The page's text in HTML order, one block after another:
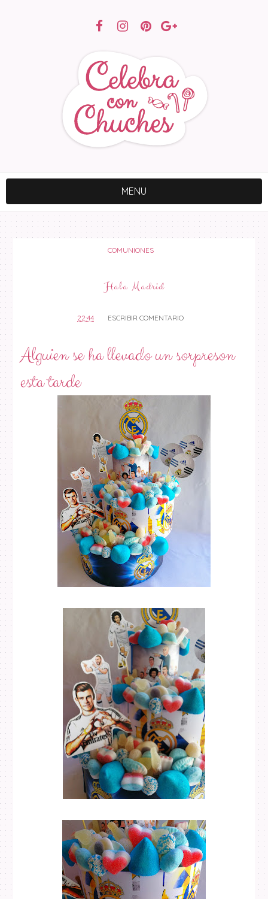
MENU
COMUNIONES
Hala Madrid
22:44 ESCRIBIR COMENTARIO
Alguien se ha llevado un sorpreson
esta tarde